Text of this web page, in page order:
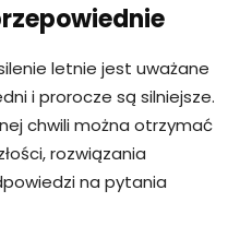
letnie jest uważane
i prorocze są silniejsze.
chwili można otrzymać
rozwiązania
na pytania